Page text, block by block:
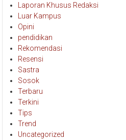
Laporan Khusus Redaksi
Luar Kampus
Opini
pendidikan
Rekomendasi
Resensi
Sastra
Sosok
Terbaru
Terkini
Tips
Trend
Uncategorized